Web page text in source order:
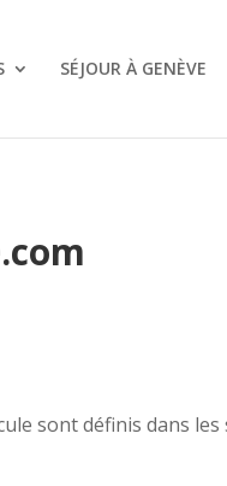
SÉJOUR À GENÈVE
sont définis dans